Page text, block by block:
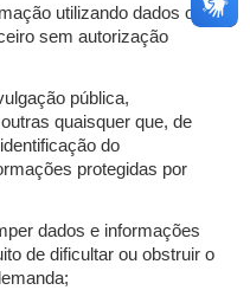
utilizando dados ou
sem autorização
pública,
quaisquer que, de
do
protegidas por
dados e informações
de dificultar ou obstruir o